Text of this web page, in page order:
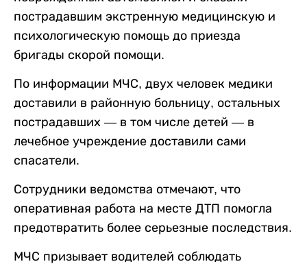
пострадавшим экстренную медицинскую и
психологическую помощь до приезда
бригады скорой помощи.
По информации МЧС, двух человек медики
доставили в районную больницу, остальных
пострадавших — в том числе детей — в
лечебное учреждение доставили сами
спасатели.
Сотрудники ведомства отмечают, что
оперативная работа на месте ДТП помогла
предотвратить более серьезные последствия.
МЧС призывает водителей соблюдать